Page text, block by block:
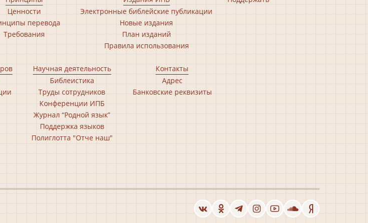
Ценности
перевода
Требования
Электронные библейские публикации
Новые издания
План изданий
Правила использования
Научная деятельность
Библеистика
Труды сотрудников
Конференции ИПБ
Журнал “Родной язык”
Поддержка языков
Полиглотта "Отче наш"
Контакты
Адрес
Банковские реквизиты